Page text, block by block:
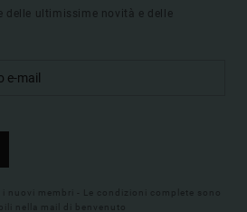
delle ultimissime novità e delle
i nuovi membri - Le condizioni complete sono
nella mail di benvenuto